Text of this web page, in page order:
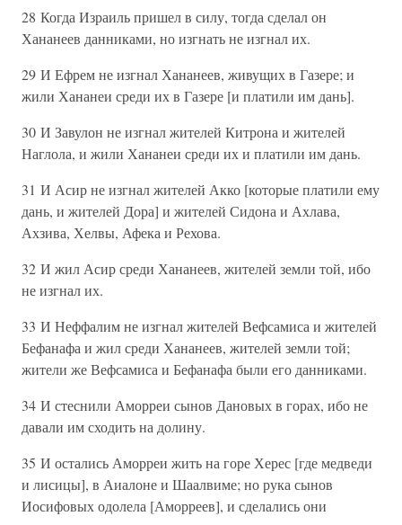
28 Когда Израиль пришел в силу, тогда сделал он
Хананеев данниками, но изгнать не изгнал их.
29 И Ефрем не изгнал Хананеев, живущих в Газере; и
жили Хананеи среди их в Газере [и платили им дань].
30 И Завулон не изгнал жителей Китрона и жителей
Наглола, и жили Хананеи среди их и платили им дань.
31 И Асир не изгнал жителей Акко [которые платили ему
дань, и жителей Дора] и жителей Сидона и Ахлава,
Ахзива, Хелвы, Афека и Рехова.
32 И жил Асир среди Хананеев, жителей земли той, ибо
не изгнал их.
33 И Неффалим не изгнал жителей Вефсамиса и жителей
Бефанафа и жил среди Хананеев, жителей земли той;
жители же Вефсамиса и Бефанафа были его данниками.
34 И стеснили Аморреи сынов Дановых в горах, ибо не
давали им сходить на долину.
35 И остались Аморреи жить на горе Херес [где медведи
и лисицы], в Аиалоне и Шаалвиме; но рука сынов
Иосифовых одолела [Аморреев], и сделались они